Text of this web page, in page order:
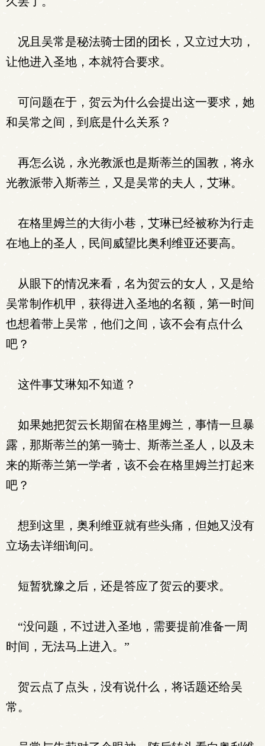
况且吴常是秘法骑士团的团长，又立过大功，
让他进入圣地，本就符合要求。
可问题在于，贺云为什么会提出这一要求，她
和吴常之间，到底是什么关系？
再怎么说，永光教派也是斯蒂兰的国教，将永
光教派带入斯蒂兰，又是吴常的夫人，艾琳。
在格里姆兰的大街小巷，艾琳已经被称为行走
在地上的圣人，民间威望比奥利维亚还要高。
从眼下的情况来看，名为贺云的女人，又是给
吴常制作机甲，获得进入圣地的名额，第一时间
也想着带上吴常，他们之间，该不会有点什么
吧？
这件事艾琳知不知道？
如果她把贺云长期留在格里姆兰，事情一旦暴
露，那斯蒂兰的第一骑士、斯蒂兰圣人，以及未
来的斯蒂兰第一学者，该不会在格里姆兰打起来
吧？
想到这里，奥利维亚就有些头痛，但她又没有
立场去详细询问。
短暂犹豫之后，还是答应了贺云的要求。
“没问题，不过进入圣地，需要提前准备一周
时间，无法马上进入。”
贺云点了点头，没有说什么，将话题还给吴
常。